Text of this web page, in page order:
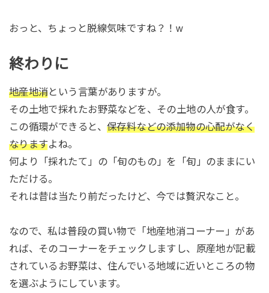
おっと、ちょっと脱線気味ですね？！w
終わりに
地産地消という言葉がありますが。
その土地で採れたお野菜などを、その土地の人が食す。
この循環ができると、 保存料などの添加物の心配がなく
なりますよね。
何より「採れたて」の「旬のもの」を「旬」のままにい
ただける。
それは昔は当たり前だったけど、今では贅沢なこと。
なので、私は普段の買い物で「地産地消コーナー」があ
れば、そのコーナーをチェックしますし、原産地が記載
されているお野菜は、住んでいる地域に近いところの物
を選ぶようにしています。